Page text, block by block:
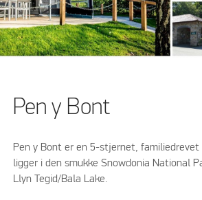
Pen y Bont
Pen y Bont er en 5-stjernet, familiedrevet
ligger i den smukke Snowdonia National
Llyn Tegid/Bala Lake.